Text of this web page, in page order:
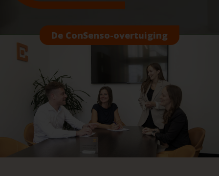
De ConSenso-overtuiging